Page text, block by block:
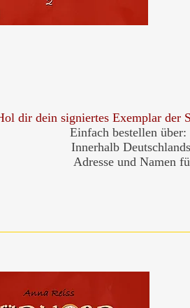
dir dein signiertes Exemplar
Einfach bestellen über:
Innerhalb
Adresse und Namen